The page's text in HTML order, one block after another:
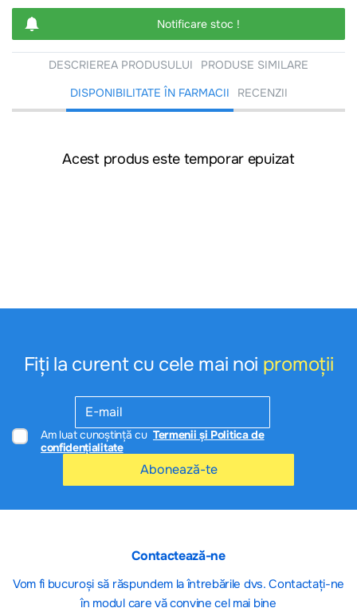
Notificare stoc !
DESCRIEREA PRODUSULUI
PRODUSE SIMILARE
DISPONIBILITATE ÎN FARMACII
RECENZII
Acest produs este temporar epuizat
Fiți la curent cu cele mai noi promoții
Am luat cunoștință cu Termenii și Politica de
confidențialitate
Abonează-te
Contactează-ne
Vom fi bucuroși să răspundem la întrebările dvs. Contactați-ne
în modul care vă convine cel mai bine